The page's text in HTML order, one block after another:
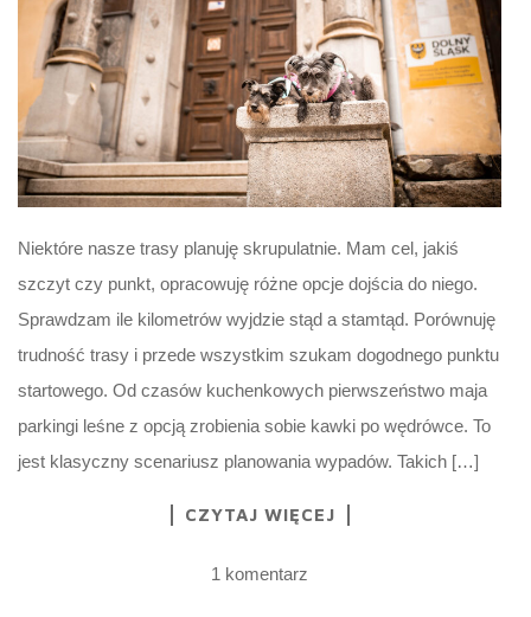
Niektóre nasze trasy planuję skrupulatnie. Mam cel, jakiś
szczyt czy punkt, opracowuję różne opcje dojścia do niego.
Sprawdzam ile kilometrów wyjdzie stąd a stamtąd. Porównuję
trudność trasy i przede wszystkim szukam dogodnego punktu
startowego. Od czasów kuchenkowych pierwszeństwo maja
parkingi leśne z opcją zrobienia sobie kawki po wędrówce. To
jest klasyczny scenariusz planowania wypadów. Takich […]
CZYTAJ WIĘCEJ
1 komentarz